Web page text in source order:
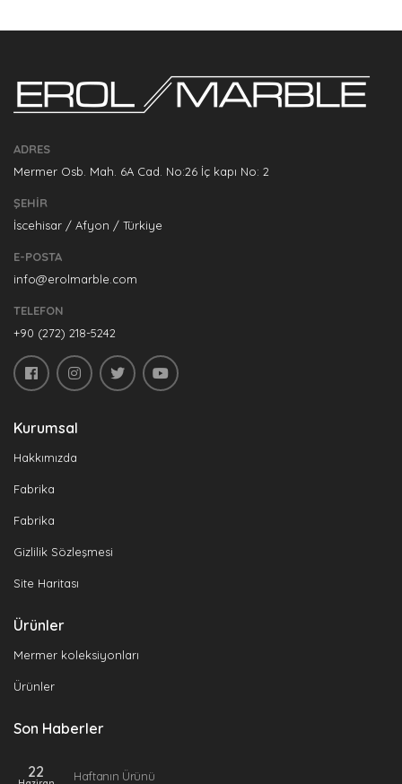
ADRES
Mermer Osb. Mah. 6A Cad. No:26 İç kapı No: 2
ŞEHIR
İscehisar / Afyon / Türkiye
E-POSTA
info@erolmarble.com
TELEFON
+90 (272) 218-5242
Kurumsal
Hakkımızda
Fabrika
Fabrika
Gizlilik Sözleşmesi
Site Haritası
Ürünler
Mermer koleksiyonları
Ürünler
Son Haberler
22 Haftanın Ürünü